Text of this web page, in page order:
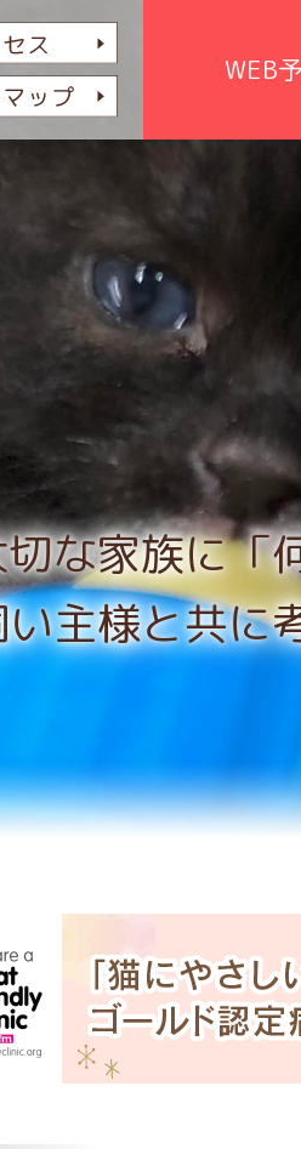
乳腺腫瘍
犬・猫のリンパ種
犬・猫の肥満細胞腫
泌尿器・肛門に発生す
腫瘍
犬の組織球増殖性疾患
組織球肉腫）
犬の血管肉腫
甲状腺腫瘍
脂肪腫・脂肪肉腫
WEB
な家族に「
主様と共に